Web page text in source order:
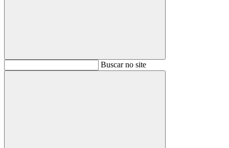
BuscarBuscar no site